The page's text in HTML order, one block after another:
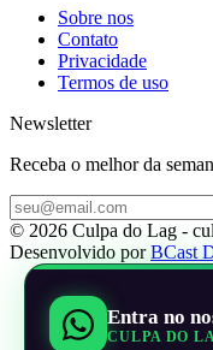
Sobre nos
Contato
Privacidade
Termos de uso
Newsletter
Receba o melhor da
© 2026 Culpa do Lag -
Desenvolvido porBCast
Entra no
CULPA DO